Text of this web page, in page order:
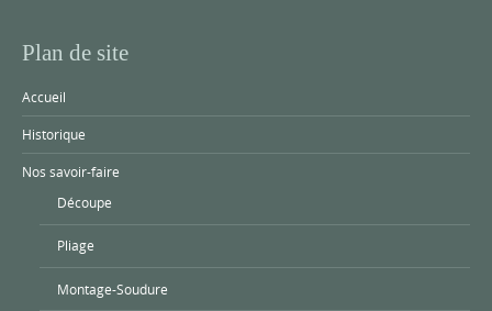
Plan de site
Accueil
Historique
Nos savoir-faire
Découpe
Pliage
Montage-Soudure